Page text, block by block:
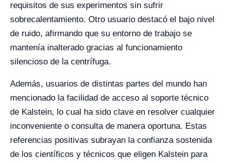
requisitos de sus experimentos sin sufrir
sobrecalentamiento. Otro usuario destacó el bajo nivel
de ruido, afirmando que su entorno de trabajo se
mantenía inalterado gracias al funcionamiento
silencioso de la centrífuga.
Además, usuarios de distintas partes del mundo han
mencionado la facilidad de acceso al soporte técnico
de Kalstein, lo cual ha sido clave en resolver cualquier
inconveniente o consulta de manera oportuna. Estas
referencias positivas subrayan la confianza sostenida
de los científicos y técnicos que eligen Kalstein para